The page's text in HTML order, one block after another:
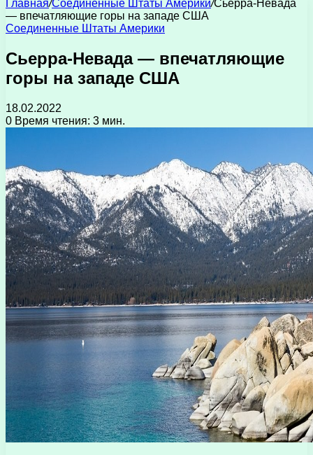
Главная/Соединенные Штаты Америки/Сьерра-Невада
— впечатляющие горы на западе США
Соединенные Штаты Америки
Сьерра-Невада — впечатляющие
горы на западе США
18.02.2022
0 Время чтения: 3 мин.